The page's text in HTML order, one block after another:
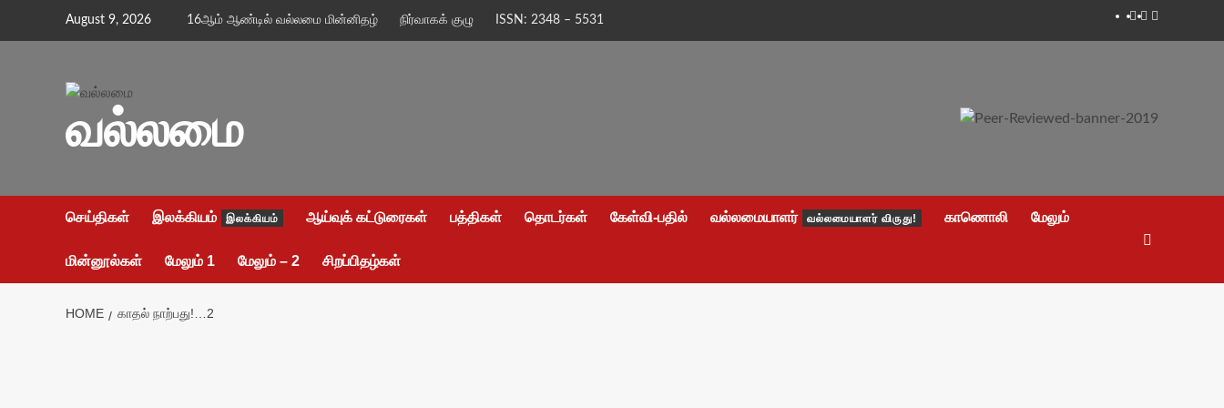
August 9, 2026 16ஆம் ஆண்டில் வல்லமை மின்னிதழ் நிர்வாகக் குழு ISSN: 2348 – 5531 Facebook
Twitter
Youtube
வல்லமை
செய்திகள் இலக்கியம் இலக்கியம் ஆய்வுக் கட்டுரைகள் பத்திகள் தொடர்கள் கேள்வி-பதில் வல்லமையாளர் வல்லமையாளர் விருது! காணொலி மேலும்
மின்னூல்கள் மேலும் 1 மேலும் – 2 சிறப்பிதழ்கள்
HOME காதல் நாற்பது!…2